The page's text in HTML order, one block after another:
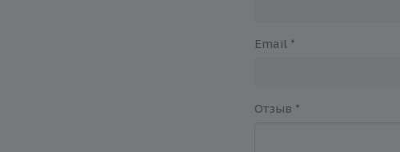
Email *
Отзыв *